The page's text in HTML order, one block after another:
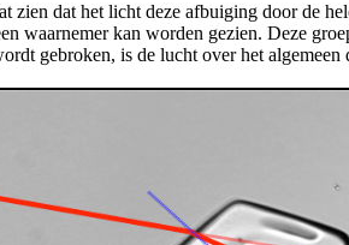
zien dat het licht deze afbuiging door de
waarnemer kan worden gezien. Deze
gebroken, is de lucht over het algemeen